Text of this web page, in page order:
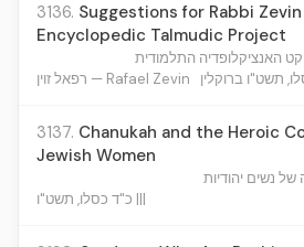
3136. Suggestions for Rabbi
Encyclopedic Talmudic Project
האנציקלופדיה התלמודית
רפאל זוין — Rafael Zevin
3137. Chanukah and the Heroic
Jewish Women
נשים יהודיות
כ"ד כסלו, תשט"ו |||